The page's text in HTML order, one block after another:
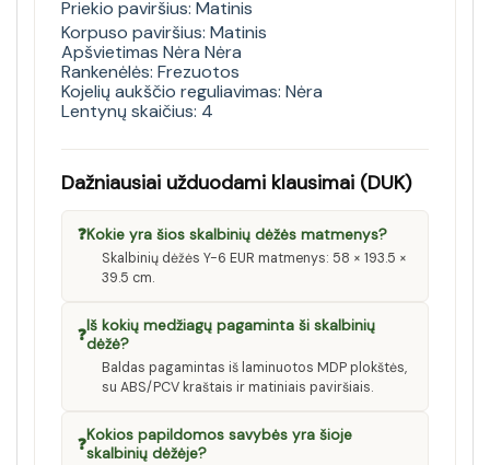
Priekio paviršius: Matinis
Korpuso paviršius: Matinis
Apšvietimas Nėra Nėra
Rankenėlės: Frezuotos
Kojelių aukščio reguliavimas: Nėra
Lentynų skaičius: 4
Dažniausiai užduodami klausimai (DUK)
❓Kokie yra šios skalbinių dėžės matmenys?
Skalbinių dėžės Y-6 EUR matmenys: 58 × 193.5 ×
39.5 cm.
❓Iš kokių medžiagų pagaminta ši skalbinių
dėžė?
Baldas pagamintas iš laminuotos MDP plokštės,
su ABS/PCV kraštais ir matiniais paviršiais.
❓Kokios papildomos savybės yra šioje
skalbinių dėžėje?